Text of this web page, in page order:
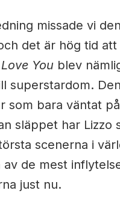
missade vi
det är hög tid
You blev
superstardom.
som bara väntat
släppet har Lizzo
scenerna i
av de mest
just nu.